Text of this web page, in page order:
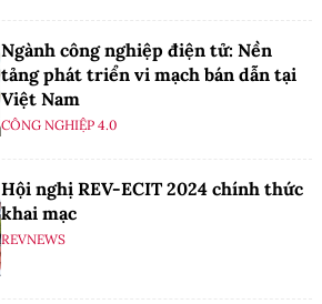
Ngành công nghiệp điện tử: Nền
tảng phát triển vi mạch bán dẫn tại
Việt Nam
CÔNG NGHIỆP 4.0
Hội nghị REV-ECIT 2024 chính thức
khai mạc
REVNEWS